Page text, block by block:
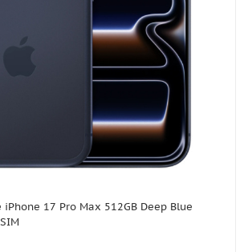
17 Pro Max 512GB Deep Blue